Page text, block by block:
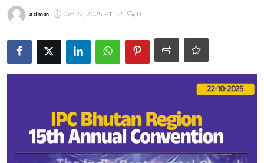
Contact
News
Obituary
Song Lyrics
admin Oct 22, 2025 - 11:32 0